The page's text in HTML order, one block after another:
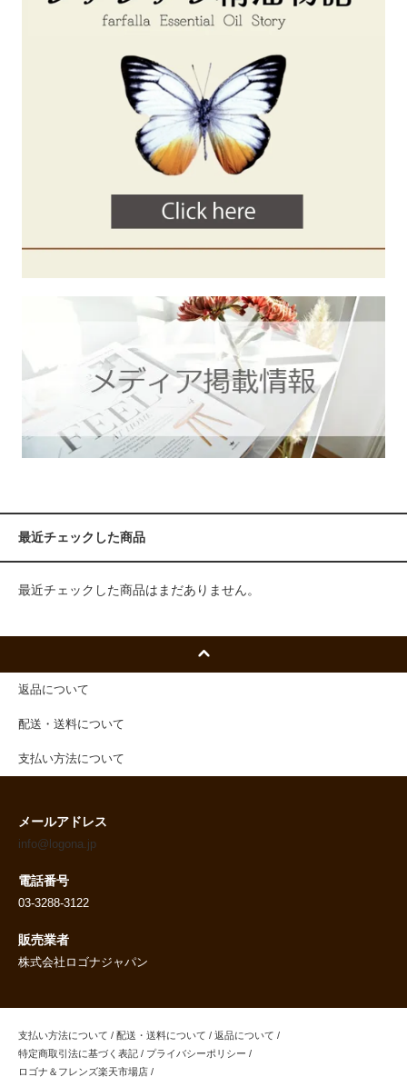
最近チェックした商品
最近チェックした商品はまだありません。
返品について
配送・送料について
支払い方法について
メールアドレス
info@logona.jp
電話番号
03-3288-3122
販売業者
株式会社ロゴナジャパン
支払い方法について / 配送・送料について / 返品について /
特定商取引法に基づく表記 / プライバシーポリシー /
ロゴナ＆フレンズ楽天市場店 /